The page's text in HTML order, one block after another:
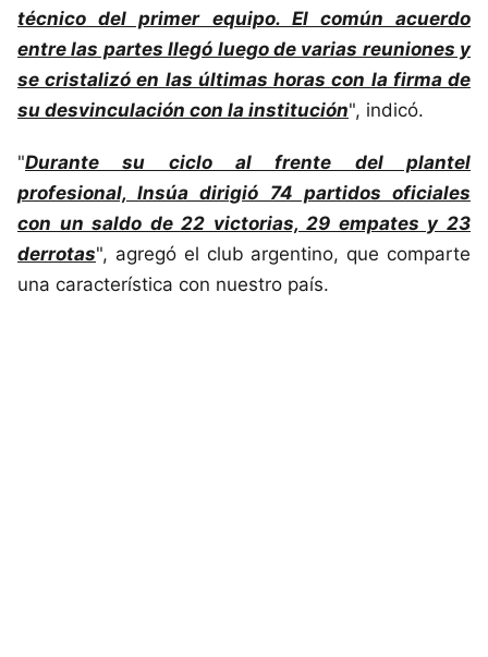
técnico del primer equipo. El común acuerdo
entre las partes llegó luego de varias reuniones y
se cristalizó en las últimas horas con la firma de
su desvinculación con la institución", indicó.
"Durante su ciclo al frente del plantel
profesional, Insúa dirigió 74 partidos oficiales
con un saldo de 22 victorias, 29 empates y 23
derrotas", agregó el club argentino, que comparte
una característica con nuestro país.